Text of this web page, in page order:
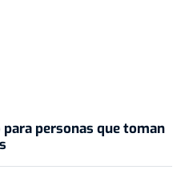
personas que toman